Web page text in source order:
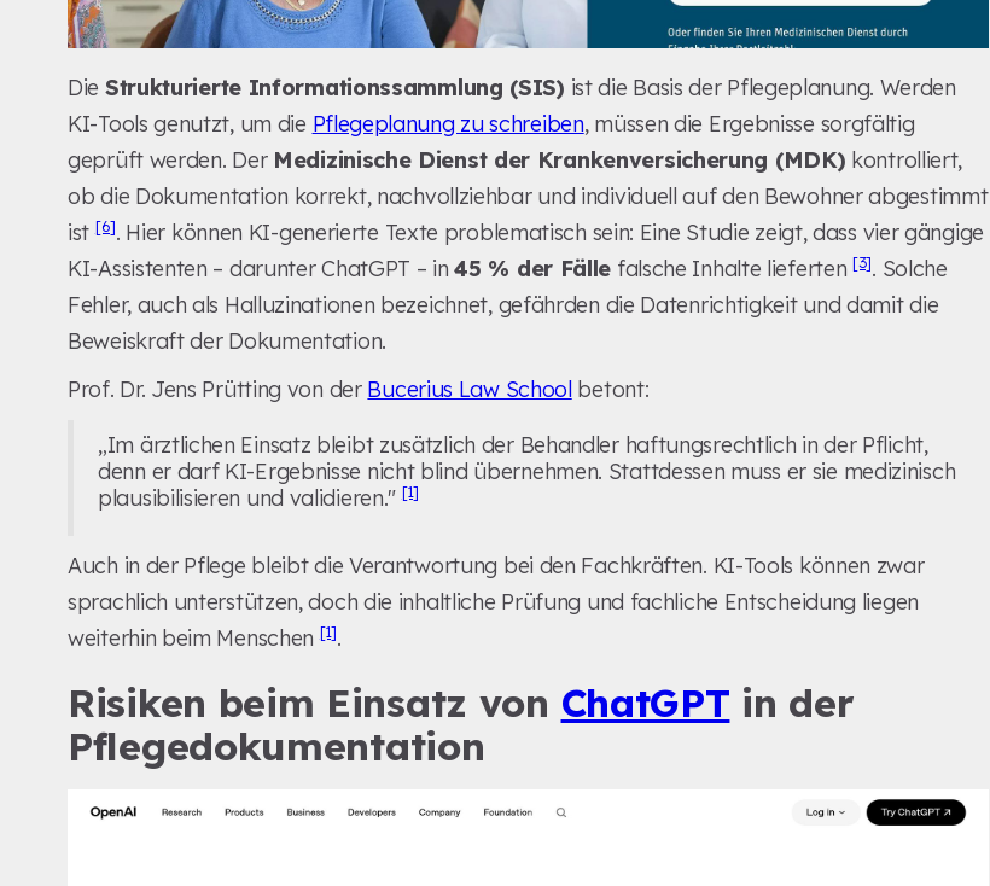
Die Strukturierte Informationssammlung (SIS) ist die Basis der Pflegeplanung. Werden
KI-Tools genutzt, um die Pflegeplanung zu schreiben, müssen die Ergebnisse sorgfältig
geprüft werden. Der Medizinische Dienst der Krankenversicherung (MDK) kontrolliert,
ob die Dokumentation korrekt, nachvollziehbar und individuell auf den Bewohner abgestimmt
ist[6]. Hier können KI-generierte Texte problematisch sein: Eine Studie zeigt, dass vier gängige
KI-Assistenten – darunter ChatGPT – in45 % der Fälle falsche Inhalte lieferten[3]. Solche
Fehler, auch als Halluzinationen bezeichnet, gefährden die Datenrichtigkeit und damit die
Beweiskraft der Dokumentation.
Prof. Dr. Jens Prütting von der Bucerius Law Schoolbetont:
„Im ärztlichen Einsatz bleibt zusätzlich der Behandler haftungsrechtlich in der Pflicht,
denn er darf KI-Ergebnisse nicht blind übernehmen. Stattdessen muss er sie medizinisch
plausibilisieren und validieren."[1]
Auch in der Pflege bleibt die Verantwortung bei den Fachkräften. KI-Tools können zwar
sprachlich unterstützen, doch die inhaltliche Prüfung und fachliche Entscheidung liegen
weiterhin beim Menschen[1].
Risiken beim Einsatz von ChatGPT in der
Pflegedokumentation